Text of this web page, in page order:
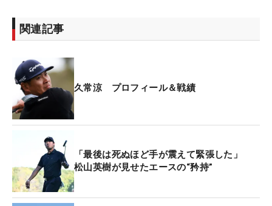
2番手にはマーベリック・マクニーリー（米国）が
イントランキングは54位につけている。ツアー初優
勝を目指す。
3番手には昨年大会で“5人プレーオフ”で惜敗したベ
ン・グリフィン（米国）。フィールドで唯一、プレ
ジデンツカップに出場したマッケンジー・ヒューズ
（カナダ）は6番手に推された。
日本勢では久常涼が出場。最近は欧州ツアーを転戦
関連記事
久常涼 プロフィール＆戦績
「最後は死ぬほど手が震えて緊張した」
松山英樹が見せたエースの“矜持”